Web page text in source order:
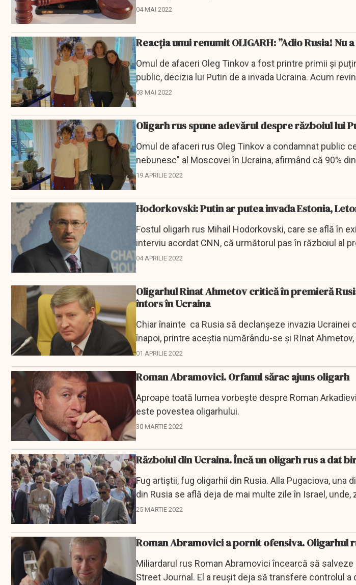
04 MAI 2022
Reacția unui renumit OLIGARH: ”Adio Rusia! Nu
Omul de afaceri Oleg Tinkov a fost printre primii și
public, decizia lui Putin de a invada Ucraina. Acum
03 MAI 2022
Oligarh rus spune adevărul despre războiul lui
Omul de afaceri rus Oleg Tinkov a condamnat public
nebunesc" al Moscovei în Ucraina, afirmând că 90%
această aventură...
19 APRILIE 2022
Hodorkovski: Putin ar putea invada Estonia,
Fostul oligarh rus Mihail Hodorkovski, care se află în
interviu acordat CNN, că următorul pas în războiul al
putea fi...
04 APRILIE 2022
Oligarhul Rinat Ahmetov critică în premieră
întors în Ucraina
Chiar înainte ca Rusia să declanșeze invazia Ucrainei
înapoi, printre aceștia numărându-se și RInat
această...
01 APRILIE 2022
Roman Abramovici. Orfanul sărac ajuns oligarh
Aproape toată lumea vorbește despre Roman
este povestea oligarhului.
30 MARTIE 2022
Războiul din Ucraina. Încă un oligarh rus a dat
Fug artiștii, fug oligarhii din Rusia. Alla Pugaciova, una
din Rusia se află deja de mai multe zile în Israel,
25 MARTIE 2022
Roman Abramovici a pornit ofensiva. Oligarhul
Miliardarul rus Roman Abramovici încearcă să salveze
Street Journal. El a reușit deja să transfere controlul a